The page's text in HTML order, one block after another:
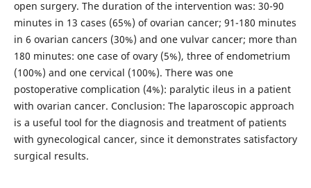
open surgery. The duration of the intervention was: 30-90
minutes in 13 cases (65%) of ovarian cancer; 91-180 minutes
in 6 ovarian cancers (30%) and one vulvar cancer; more than
180 minutes: one case of ovary (5%), three of endometrium
(100%) and one cervical (100%). There was one
postoperative complication (4%): paralytic ileus in a patient
with ovarian cancer. Conclusion: The laparoscopic approach
is a useful tool for the diagnosis and treatment of patients
with gynecological cancer, since it demonstrates satisfactory
surgical results.